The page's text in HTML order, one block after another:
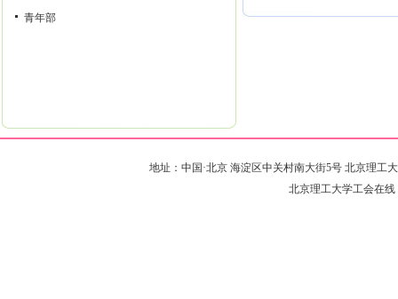
青年部
地址：中国·北京 海淀区中关村南大街5号 北京理工大
北京理工大学工会在线